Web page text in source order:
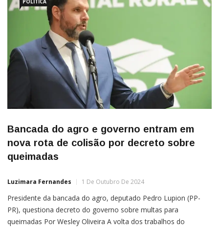
POLÍTICA
Bancada do agro e governo entram em
nova rota de colisão por decreto sobre
queimadas
Luzimara Fernandes 1 De Outubro De 2024
Presidente da bancada do agro, deputado Pedro Lupion (PP-
PR), questiona decreto do governo sobre multas para
queimadas Por Wesley Oliveira A volta dos trabalhos do